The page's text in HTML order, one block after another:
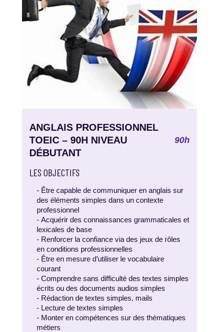
ANGLAIS PROFESSIONNEL
TOEIC – 90H NIVEAU
DÉBUTANT
90h
LES OBJECTIFS
- Être capable de communiquer en anglais sur
des éléments simples dans un contexte
professionnel
- Acquérir des connaissances grammaticales et
lexicales de base
- Renforcer la confiance via des jeux de rôles
en conditions professionnelles
- Être en mesure d’utiliser le vocabulaire
courant
- Comprendre sans difficulté des textes simples
écrits ou des documents audios simples
- Rédaction de textes simples, mails
- Lecture de textes simples
- Monter en compétences sur des thématiques
métiers